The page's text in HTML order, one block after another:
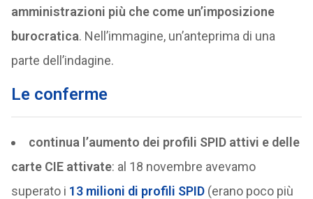
amministrazioni più che come un’imposizione
burocratica. Nell’immagine, un’anteprima di una
parte dell’indagine.
Le conferme
continua l’aumento dei profili SPID attivi e delle
carte CIE attivate: al 18 novembre avevamo
superato i 13 milioni di profili SPID(erano poco più